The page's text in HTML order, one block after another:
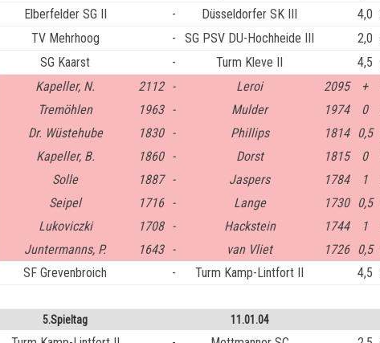
Elberfelder SG II
- Düsseldorfer SK III 4,0
TV Mehrhoog
- SG PSV DU-Hochheide III 2,0
SG Kaarst
- Turm Kleve II 4,5
Kapeller, N.
2112 - Leroi 2095 +
Tremöhlen
1963 - Mulder 1974 0
Dr. Wüstehube
1830 - Phillips 1814 0,5
Kapeller, B.
1860 - Dorst 1815 0
Solle
1887 - Jaspers 1784 1
Seipel
1716 - Lange 1730 0,5
Lukoviczki
1708 - Hackstein 1744 1
Juntermanns, P.
1643 - van Vliet 1726 0,5
SF Grevenbroich
- Turm Kamp-Lintfort II 4,5
5.Spieltag 11.01.04